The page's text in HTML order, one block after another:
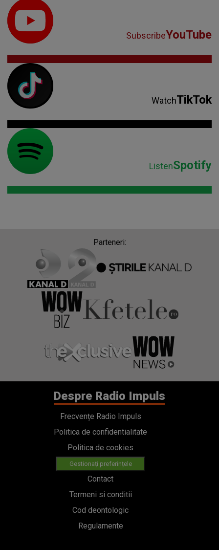
SubscribeYouTube
WatchTikTok
ListenSpotify
Parteneri:
Despre Radio Impuls
Frecvențe Radio Impuls
Politica de confidentialitate
Politica de cookies
Gestionați preferințele
Contact
Termeni si conditii
Cod deontologic
Regulamente